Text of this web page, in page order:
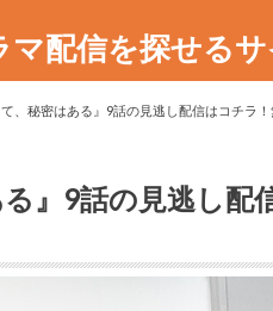
マ配信を探せるサ
て、秘密はある』9話の見逃し配信はコチラ
』9話の見逃し配